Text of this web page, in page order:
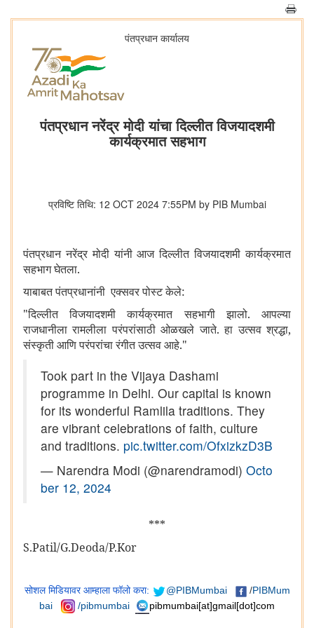
पंतप्रधान कार्यालय
पंतप्रधान नरेंद्र मोदी यांचा दिल्लीत विजयादशमी
कार्यक्रमात सहभाग
प्रविष्टि तिथि: 12 OCT 2024 7:55PM by PIB Mumbai
पंतप्रधान नरेंद्र मोदी यांनी आज दिल्लीत विजयादशमी कार्यक्रमात
सहभाग घेतला.
याबाबत पंतप्रधानांनी एक्सवर पोस्ट केले:
"दिल्लीत विजयादशमी कार्यक्रमात सहभागी झालो. आपल्या
राजधानीला रामलीला परंपरांसाठी ओळखले जाते. हा उत्सव श्रद्धा,
संस्कृती आणि परंपरांचा रंगीत उत्सव आहे."
Took part in the Vijaya Dashami
programme in Delhi. Our capital is known
for its wonderful Ramlila traditions. They
are vibrant celebrations of faith, culture
and traditions. pic.twitter.com/OfxizkzD3B
— Narendra Modi (@narendramodi) Octo
ber 12, 2024
***
S.Patil/G.Deoda/P.Kor
सोशल मिडियावर आम्हाला फॉलो करा: @PIBMumbai /PIBMum
bai
/pibmumbai pibmumbai[at]gmail[dot]com